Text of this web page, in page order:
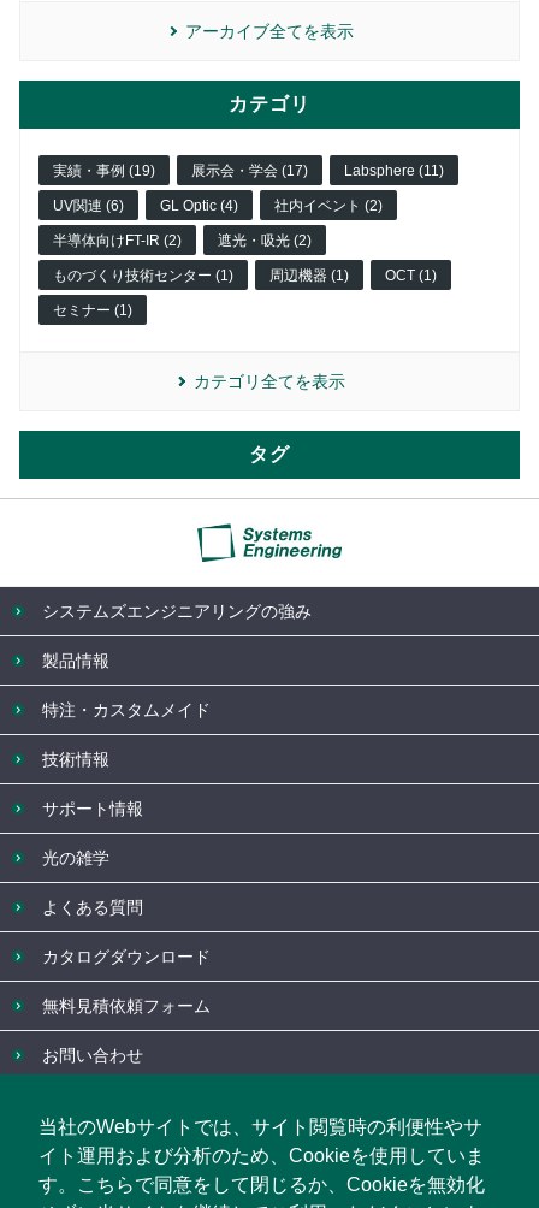
当社のWebサイトでは、サイト閲覧時の利便性やサ
イト運用および分析のため、Cookieを使用していま
す。こちらで同意をして閉じるか、Cookieを無効化
アーカイブ全てを表示
カテゴリ
実績・事例 (19) 展示会・学会 (17) Labsphere (11)
UV関連 (6) GL Optic (4) 社内イベント (2)
半導体向けFT-IR (2) 遮光・吸光 (2)
ものづくり技術センター (1) 周辺機器 (1) OCT (1)
セミナー (1)
カテゴリ全てを表示
タグ
システムズエンジニアリングの強み
製品情報
特注・カスタムメイド
技術情報
サポート情報
光の雑学
よくある質問
カタログダウンロード
無料見積依頼フォーム
お問い合わせ
お知らせ
イベント・セミナー情報